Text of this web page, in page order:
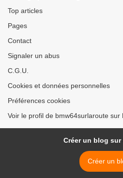
Top articles
Pages
Contact
Signaler un abus
C.G.U.
Cookies et données personnelles
Préférences cookies
Voir le profil de bmw64surlaroute sur
Créer un blog sur
Créer un